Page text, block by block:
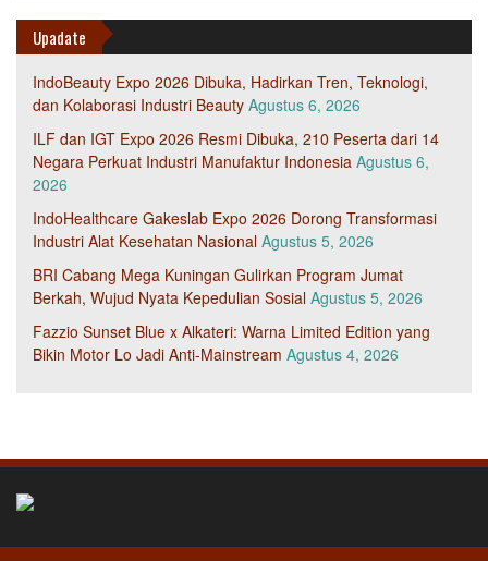
Upadate
IndoBeauty Expo 2026 Dibuka, Hadirkan Tren, Teknologi,
dan Kolaborasi Industri Beauty Agustus 6, 2026
ILF dan IGT Expo 2026 Resmi Dibuka, 210 Peserta dari 14
Negara Perkuat Industri Manufaktur Indonesia Agustus 6,
2026
IndoHealthcare Gakeslab Expo 2026 Dorong Transformasi
Industri Alat Kesehatan Nasional Agustus 5, 2026
BRI Cabang Mega Kuningan Gulirkan Program Jumat
Berkah, Wujud Nyata Kepedulian Sosial Agustus 5, 2026
Fazzio Sunset Blue x Alkateri: Warna Limited Edition yang
Bikin Motor Lo Jadi Anti-Mainstream Agustus 4, 2026